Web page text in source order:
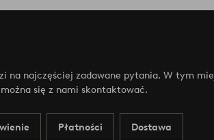
na najczęściej zadawane pytania. W tym
się z nami skontaktować.
Płatności Dostawa